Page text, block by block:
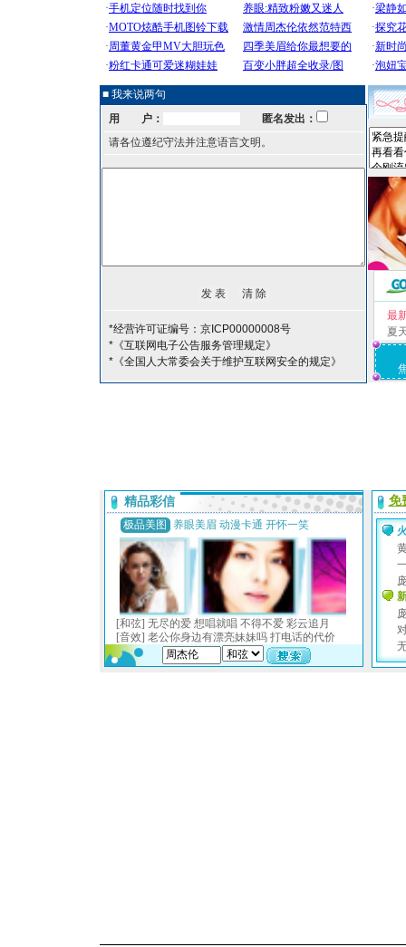
■ 我来说两句
用 户：
匿名发出：
请各位遵纪守法并注意语言文明。
*经营许可证编号：京ICP00000008号
*《互联网电子公告服务管理规定》
*《全国人大常委会关于维护互联网安全的规定》
最
夏